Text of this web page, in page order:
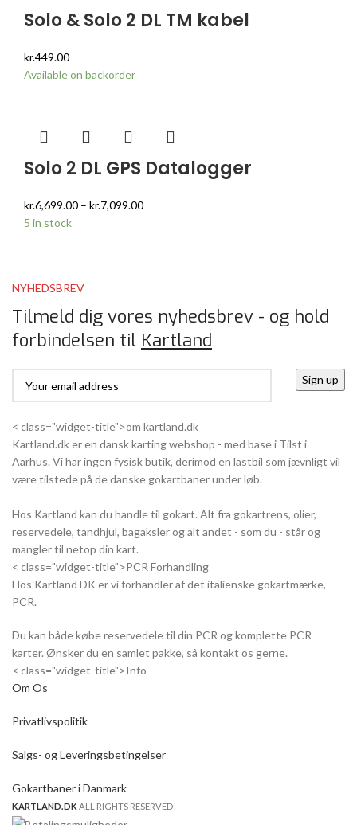
Solo & Solo 2 DL TM kabel
kr.449.00
Available on backorder
Solo 2 DL GPS Datalogger
kr.6,699.00 – kr.7,099.00
5 in stock
NYHEDSBREV
Tilmeld dig vores nyhedsbrev - og hold
forbindelsen til Kartland
< class="widget-title">om kartland.dk
Kartland.dk er en dansk karting webshop - med base i Tilst i
Aarhus. Vi har ingen fysisk butik, derimod en lastbil som jævnligt vil
være tilstede på de danske gokartbaner under løb.
Hos Kartland kan du handle til gokart. Alt fra gokartrens, olier,
reservedele, tandhjul, bagaksler og alt andet - som du - står og
mangler til netop din kart.
< class="widget-title">PCR Forhandling
Hos Kartland DK er vi forhandler af det italienske gokartmærke,
PCR.
Du kan både købe reservedele til din PCR og komplette PCR
karter. Ønsker du en samlet pakke, så kontakt os gerne.
< class="widget-title">Info
Om Os
Privatlivspolitik
Salgs- og Leveringsbetingelser
Gokartbaner i Danmark
KARTLAND.DK ALL RIGHTS RESERVED